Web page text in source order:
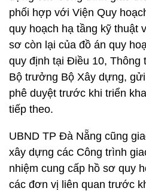
phối hợp với Viện Quy
quy hoạch hạ tầng kỹ thuật
sơ còn lại của đồ án quy
quy định tại Điều 10, Thông
Bộ trưởng Bộ Xây dựng,
phê duyệt trước khi triển
tiếp theo.
UBND TP Đà Nẵng cũng
xây dựng các Công trình
nhiệm cung cấp hồ sơ quy
các đơn vị liên quan trước